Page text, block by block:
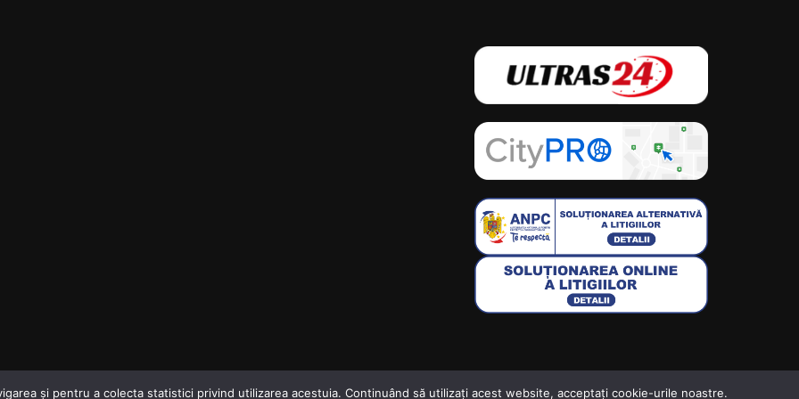
și pentru a colecta statistici privind utilizarea acestuia. Continuând să utilizați acest website, acceptați cookie-urile noastre.